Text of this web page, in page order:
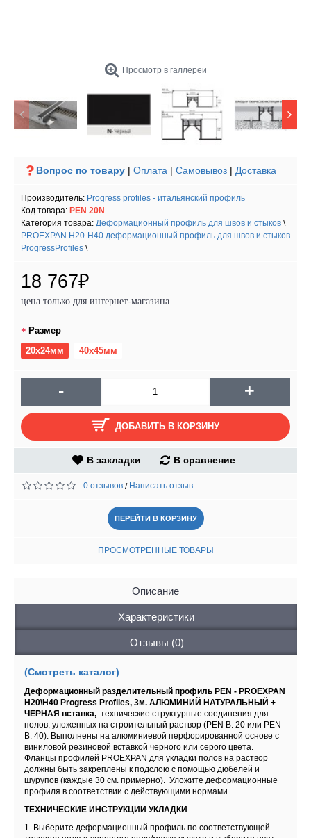
Просмотр в галлереи
Вопрос по товару | Оплата | Самовывоз | Доставка
Производитель: Progress profiles - итальянский профиль
Код товара: PEN 20N
Категория товара: Деформационный профиль для швов и стыков \
PROEXPAN H20-H40 деформационный профиль для швов и стыков
ProgressProfiles \
18 767₽
цена только для интернет-магазина
Размер
20х24мм
40х45мм
- +
ДОБАВИТЬ В КОРЗИНУ
В закладки В сравнение
0 отзывов / Написать отзыв
ПЕРЕЙТИ В КОРЗИНУ
ПРОСМОТРЕННЫЕ ТОВАРЫ
Описание
Характеристики
Отзывы (0)
(Смотреть каталог)
Деформационный разделительный профиль PEN - PROEXPAN
H20\H40 Progress Profiles, 3м. АЛЮМИНИЙ НАТУРАЛЬНЫЙ +
ЧЕРНАЯ вставка, технические структурные соединения для
полов, уложенных на строительный раствор (PEN В: 20 или PEN
В: 40). Выполнены на алюминиевой перфорированной основе с
виниловой резиновой вставкой черного или серого цвета.
Фланцы профилей PROEXPAN для укладки полов на раствор
должны быть закреплены к подслою с помощью дюбелей и
шурупов (каждые 30 см. примерно). Уложите деформационные
профиля в соответствии с действующими нормами
ТЕХНИЧЕСКИЕ ИНСТРУКЦИИ УКЛАДКИ
1. Выберите деформационный профиль по соответствующей